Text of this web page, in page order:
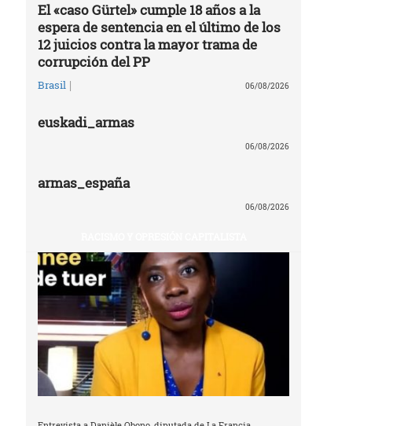
El «caso Gürtel» cumple 18 años a la
espera de sentencia en el último de los
12 juicios contra la mayor trama de
corrupción del PP
Brasil | 06/08/2026
euskadi_armas
06/08/2026
armas_españa
06/08/2026